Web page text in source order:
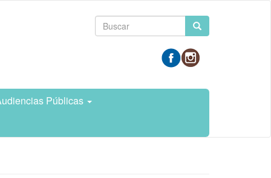
Formulario
búsqueda
Públicas